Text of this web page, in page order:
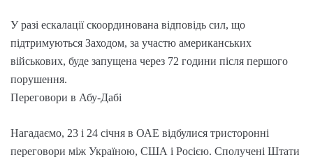
У разі ескалації скоординована відповідь сил, що
підтримуються Заходом, за участю американських
військових, буде запущена через 72 години після першого
порушення.
Переговори в Абу-Дабі
Нагадаємо, 23 і 24 січня в ОАЕ відбулися тристоронні
переговори між Україною, США і Росією. Сполучені Штати